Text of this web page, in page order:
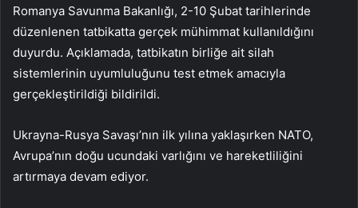
Romanya Savunma Bakanlığı, 2-10 Şubat tarihlerinde
düzenlenen tatbikatta gerçek mühimmat kullanıldığını
duyurdu. Açıklamada, tatbikatın birliğe ait silah
sistemlerinin uyumluluğunu test etmek amacıyla
gerçekleştirildiği bildirildi.
Ukrayna-Rusya Savaşı’nın ilk yılına yaklaşırken NATO,
Avrupa’nın doğu ucundaki varlığını ve hareketliliğini
artırmaya devam ediyor.